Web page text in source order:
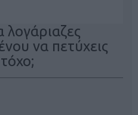
λογάριαζες
να πετύχεις